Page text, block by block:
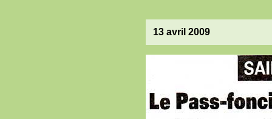
13 avril 2009